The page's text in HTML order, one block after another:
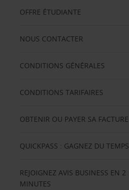
OFFRE ÉTUDIANTE
NOUS CONTACTER
CONDITIONS GÉNÉRALES
CONDITIONS TARIFAIRES
OBTENIR OU PAYER SA FACTURE
QUICKPASS : GAGNEZ DU TEMPS
REJOIGNEZ AVIS BUSINESS EN 2
MINUTES